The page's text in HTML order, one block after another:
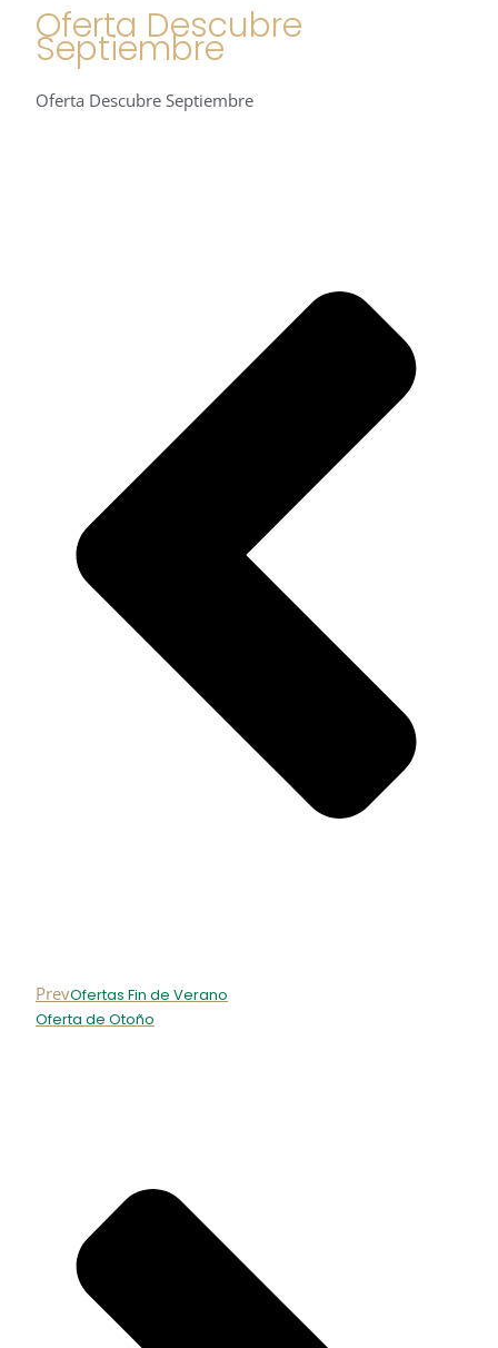
Oferta Descubre
Septiembre
Oferta Descubre Septiembre
PrevOfertas Fin de Verano
Oferta de Otoño